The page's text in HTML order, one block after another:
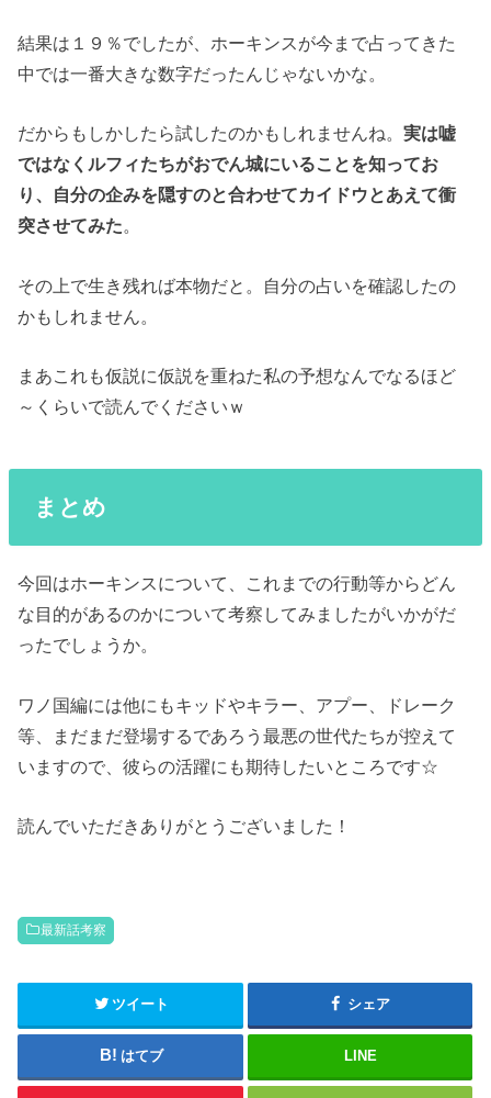
結果は１９％でしたが、ホーキンスが今まで占ってきた
中では一番大きな数字だったんじゃないかな。
だからもしかしたら試したのかもしれませんね。実は嘘
ではなくルフィたちがおでん城にいることを知ってお
り、自分の企みを隠すのと合わせてカイドウとあえて衝
突させてみた。
その上で生き残れば本物だと。自分の占いを確認したの
かもしれません。
まあこれも仮説に仮説を重ねた私の予想なんでなるほど
～くらいで読んでくださいｗ
まとめ
今回はホーキンスについて、これまでの行動等からどん
な目的があるのかについて考察してみましたがいかがだ
ったでしょうか。
ワノ国編には他にもキッドやキラー、アプー、ドレーク
等、まだまだ登場するであろう最悪の世代たちが控えて
いますので、彼らの活躍にも期待したいところです☆
読んでいただきありがとうございました！
最新話考察
ツイート シェア
はてブ LINE